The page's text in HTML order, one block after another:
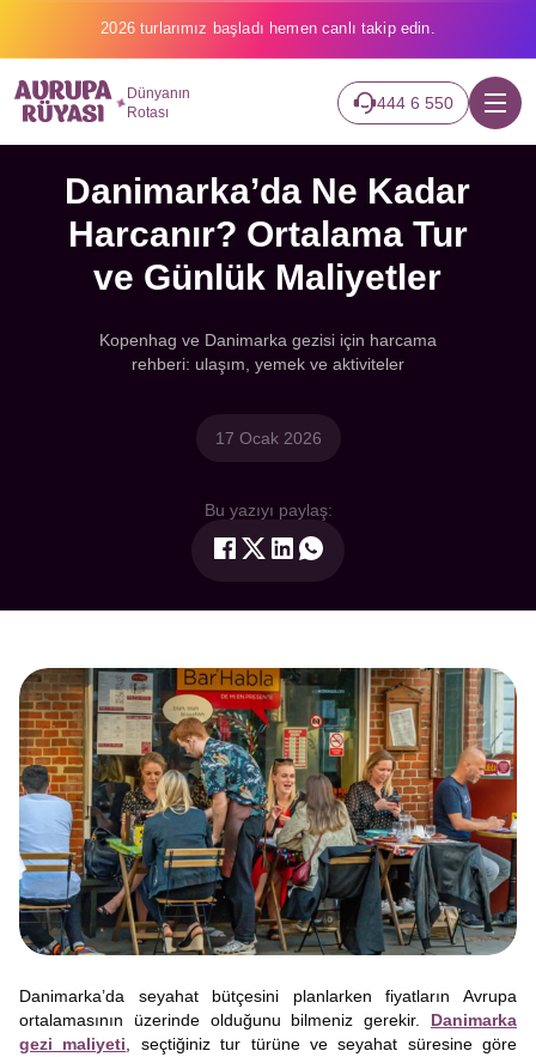
2026 turlarımız başladı hemen canlı takip edin.
Dünyanın
Rotası
444 6 550
Danimarka’da Ne Kadar
Harcanır? Ortalama Tur
ve Günlük Maliyetler
Kopenhag ve Danimarka gezisi için harcama
rehberi: ulaşım, yemek ve aktiviteler
17 Ocak 2026
Bu yazıyı paylaş:
Danimarka’da seyahat bütçesini planlarken fiyatların Avrupa
ortalamasının üzerinde olduğunu bilmeniz gerekir. Danimarka
gezi maliyeti , seçtiğiniz tur türüne ve seyahat süresine göre